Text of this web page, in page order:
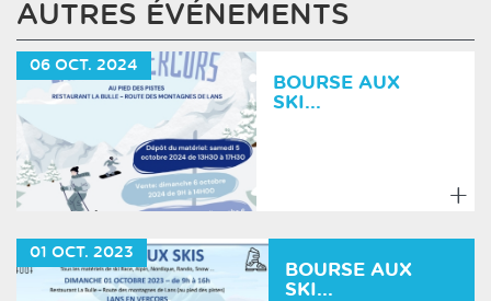
AUTRES ÉVÉNEMENTS
06 OCT. 2024
BOURSE AUX
SKI...
savoir
01 OCT. 2023
BOURSE AUX
SKI...